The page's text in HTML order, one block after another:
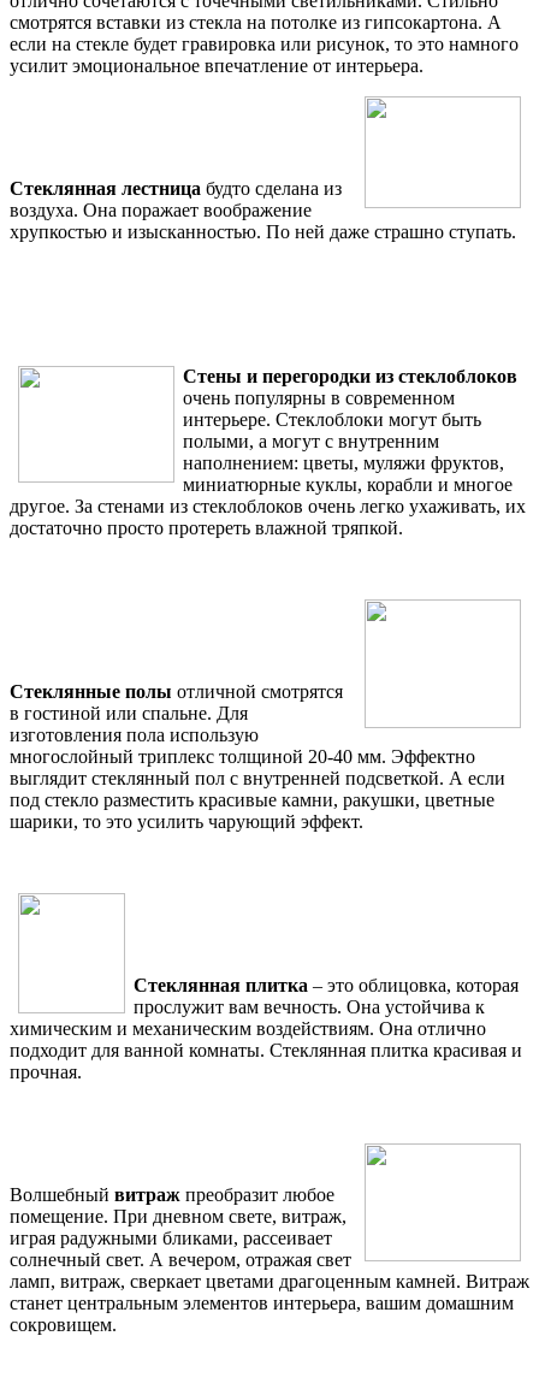
смотрятся вставки из стекла на потолке из гипсокартона. А
если на стекле будет гравировка или рисунок, то это намного
усилит эмоциональное впечатление от интерьера.
Стеклянная лестница будто сделана из
воздуха. Она поражает воображение
хрупкостью и изысканностью. По ней даже страшно ступать.
Стены и перегородки из стеклоблоков
очень популярны в современном
интерьере. Стеклоблоки могут быть
полыми, а могут с внутренним
наполнением: цветы, муляжи фруктов,
миниатюрные куклы, корабли и многое
другое. За стенами из стеклоблоков очень легко ухаживать, их
достаточно просто протереть влажной тряпкой.
Стеклянные полы отличной смотрятся
в гостиной или спальне. Для
изготовления пола использую
многослойный триплекс толщиной 20-40 мм. Эффектно
выглядит стеклянный пол с внутренней подсветкой. А если
под стекло разместить красивые камни, ракушки, цветные
шарики, то это усилить чарующий эффект.
Стеклянная плитка – это облицовка, которая
прослужит вам вечность. Она устойчива к
химическим и механическим воздействиям. Она отлично
подходит для ванной комнаты. Стеклянная плитка красивая и
прочная.
Волшебный витраж преобразит любое
помещение. При дневном свете, витраж,
играя радужными бликами, рассеивает
солнечный свет. А вечером, отражая свет
ламп, витраж, сверкает цветами драгоценным камней. Витраж
станет центральным элементов интерьера, вашим домашним
сокровищем.